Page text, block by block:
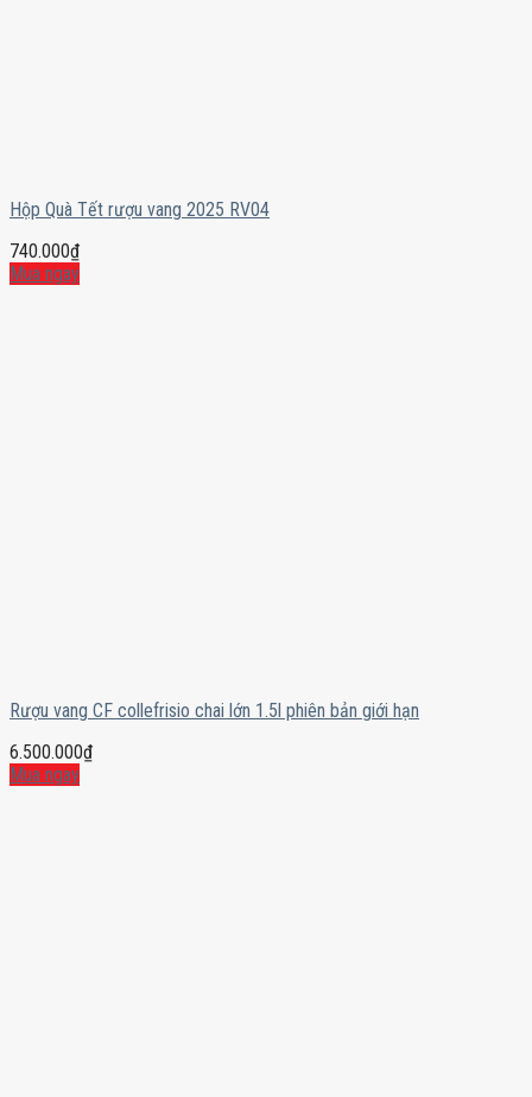
Hộp Quà Tết rượu vang 2025 RV04
740.000₫
Mua ngay
Rượu vang CF collefrisio chai lớn 1.5l phiên bản giới hạn
6.500.000₫
Mua ngay